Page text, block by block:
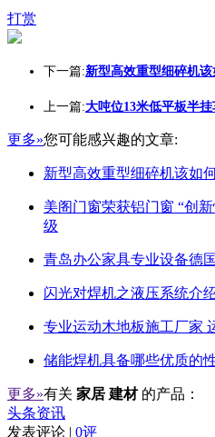
打赏
下一篇:新型高效重型细碎机
上一篇:大吨位13米低平板半
更多»您可能感兴趣的文章:
新型高效重型细碎机该如
美阁门窗荣获铝门窗 “创
级
青岛办公家具专业设备德
闪光对焊机之液压系统介
专业运动木地板施工厂家
储能焊机具备哪些优质的
更多»有关 家居 建材 的产品：
头条资讯
发表评论 | 0评